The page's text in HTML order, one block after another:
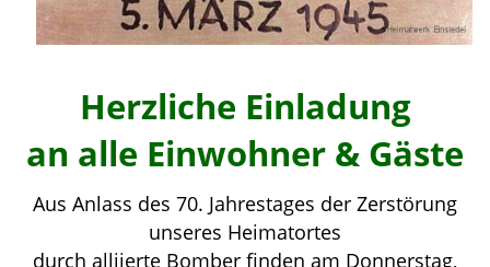
Herzliche Einladung
an alle Einwohner & Gäste
Aus Anlass des 70. Jahrestages der Zerstörung
unseres Heimatortes
durch alliierte Bomber finden am Donnerstag,